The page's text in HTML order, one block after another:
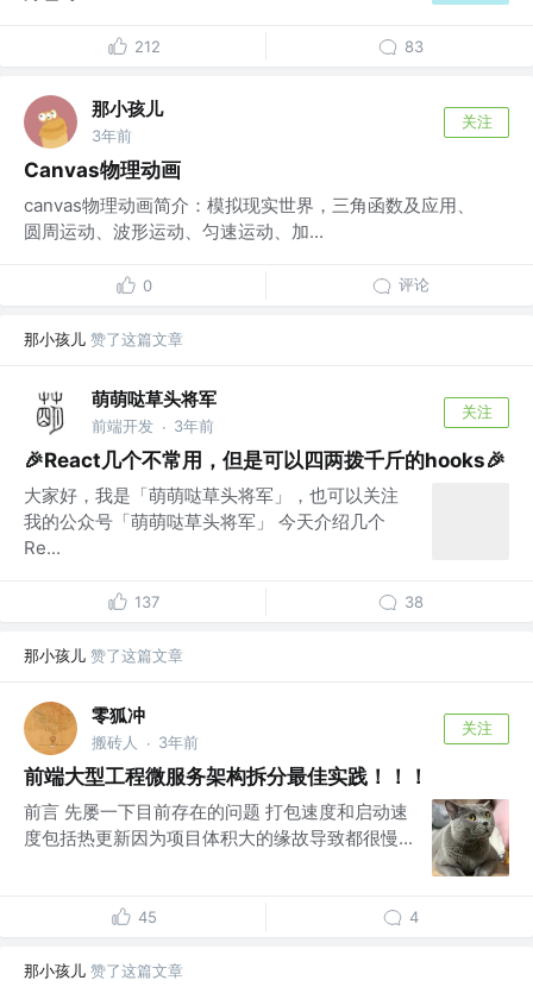
212 83
那小孩儿
3年前
关注
Canvas物理动画
canvas物理动画简介：模拟现实世界，三角函数及应用、
圆周运动、波形运动、匀速运动、加...
0 评论
那小孩儿 赞了这篇文章
萌萌哒草头将军
前端开发 · 3年前
关注
🎉React几个不常用，但是可以四两拨千斤的hooks🎉
大家好，我是「萌萌哒草头将军」，也可以关注
我的公众号「萌萌哒草头将军」 今天介绍几个
Re...
137 38
那小孩儿 赞了这篇文章
零狐冲
搬砖人 · 3年前
关注
前端大型工程微服务架构拆分最佳实践！！！
前言 先屡一下目前存在的问题 打包速度和启动速
度包括热更新因为项目体积大的缘故导致都很慢...
45 4
那小孩儿 赞了这篇文章